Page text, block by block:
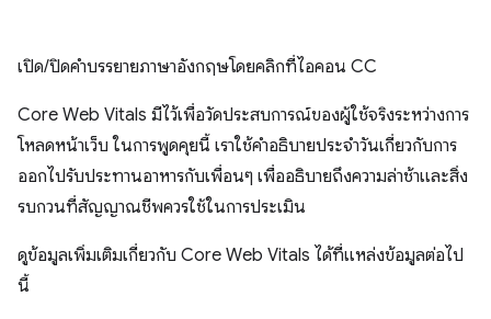
เปิด/ปิดคำบรรยายภาษาอังกฤษโดยคลิกที่ไอคอน CC
Core Web Vitals มีไว้เพื่อวัดประสบการณ์ของผู้ใช้จริงระหว่างการ
โหลดหน้าเว็บ ในการพูดคุยนี้ เราใช้คำอธิบายประจำวันเกี่ยวกับการ
ออกไปรับประทานอาหารกับเพื่อนๆ เพื่ออธิบายถึงความล่าช้าและสิ่ง
รบกวนที่สัญญาณชีพควรใช้ในการประเมิน
ดูข้อมูลเพิ่มเติมเกี่ยวกับ Core Web Vitals ได้ที่แหล่งข้อมูลต่อไป
นี้